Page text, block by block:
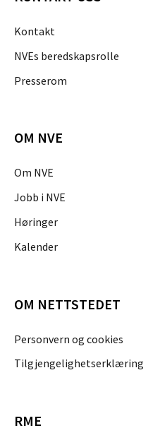
Kontakt
NVEs beredskapsrolle
Presserom
OM NVE
Om NVE
Jobb i NVE
Høringer
Kalender
OM NETTSTEDET
Personvern og cookies
Tilgjengelighetserklæring
RME